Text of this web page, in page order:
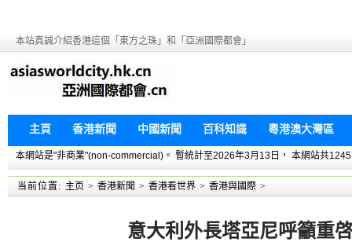
本站真誠介紹香港這個「東方之珠」和「亞洲國際都會」
主頁 香港新聞 中國新聞 百科知識 粵港澳大灣區
本網站是"非商業"(non-commercial)。 暫統計至2026年3月13日， 本網站共
当前位置: 主页 > 香港新聞 > 香港看世界 > 香港與國際 >
意大利外長塔亞尼呼籲重